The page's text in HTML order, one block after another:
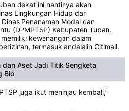
dekat ini nantinya akan
Lingkungan Hidup dan
Penanaman Modal dan
(DPMPTSP) Kabupaten Tuban.
kewenangan dalam
termasuk andalalin Citimall.
dan Aset Jadi Titik Sengketa
Bio
juga ikut meninjau kembali,”